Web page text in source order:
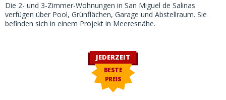
Die 2- und 3-Zimmer-Wohnungen in San Miguel de Salinas
verfügen über Pool, Grünflächen, Garage und Abstellraum. Sie
befinden sich in einem Projekt in Meeresnähe.
JEDERZEIT
BESTE
PREIS